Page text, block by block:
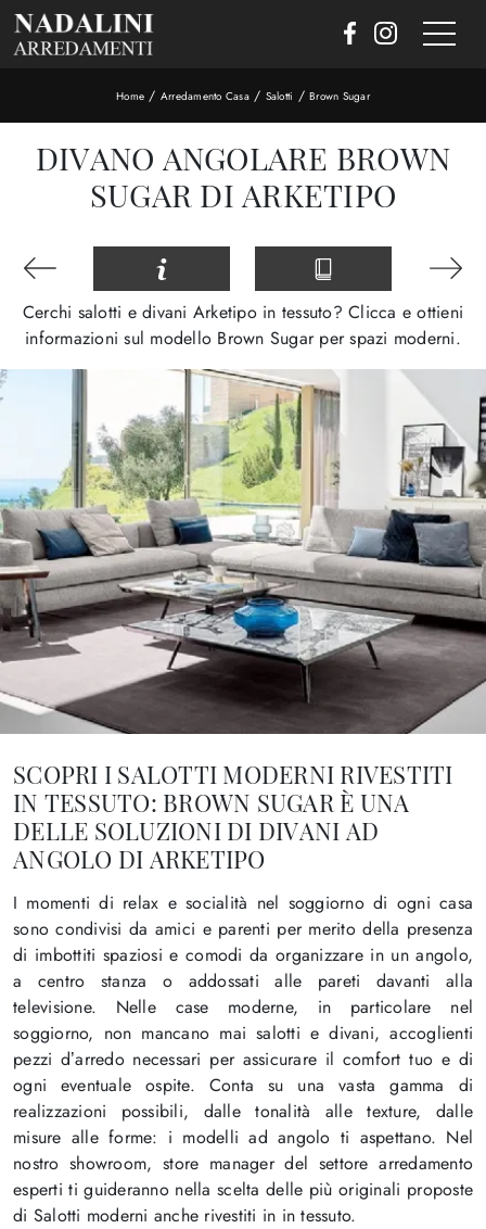
Home / Arredamento Casa/ Salotti /Brown Sugar
DIVANO ANGOLARE BROWN
SUGAR DI ARKETIPO
Cerchi salotti e divani Arketipo in tessuto? Clicca e ottieni
informazioni sul modello Brown Sugar per spazi moderni.
SCOPRI I SALOTTI MODERNI RIVESTITI
IN TESSUTO: BROWN SUGAR È UNA
DELLE SOLUZIONI DI DIVANI AD
ANGOLO DI ARKETIPO
I momenti di relax e socialità nel soggiorno di ogni casa
sono condivisi da amici e parenti per merito della presenza
di imbottiti spaziosi e comodi da organizzare in un angolo,
a centro stanza o addossati alle pareti davanti alla
televisione. Nelle case moderne, in particolare nel
soggiorno, non mancano mai salotti e divani, accoglienti
pezzi d’arredo necessari per assicurare il comfort tuo e di
ogni eventuale ospite. Conta su una vasta gamma di
realizzazioni possibili, dalle tonalità alle texture, dalle
misure alle forme: i modelli ad angolo ti aspettano. Nel
nostro showroom, store manager del settore arredamento
esperti ti guideranno nella scelta delle più originali proposte
di Salotti moderni anche rivestiti in in tessuto.